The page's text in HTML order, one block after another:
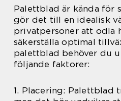
Palettblad är kända för
gör det till en idealisk
privatpersoner att odla
säkerställa optimal
palettblad behöver du
följande faktorer:
1. Placering: Palettblad